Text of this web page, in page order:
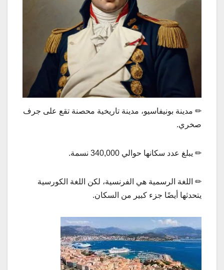
✏ مدينة بونيفاسيو، مدينة تاريخية محصنة تقع على جرف
صخري.
✏ يبلغ عدد سكانها حوالي 340,000 نسمة.
✏ اللغة الرسمية هي الفرنسية، لكن اللغة الكورسية
يتحدثها أيضًا جزء كبير من السكان.